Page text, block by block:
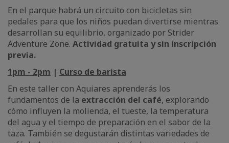
En el parque habrá un circuito con bicicletas sin
pedales para que los niños puedan divertirse mientras
desarrollan su equilibrio, organizado por Strider
Adventure Zone. Actividad gratuita y sin inscripción
previa.
1pm - 2pm | Curso de barista
En este taller con Aquiares aprenderás los
fundamentos de la extracción del café, explorando
cómo influyen la molienda, el tueste, la temperatura
del agua y el tiempo de preparación en el sabor de la
taza. También se degustarán distintas variedades de